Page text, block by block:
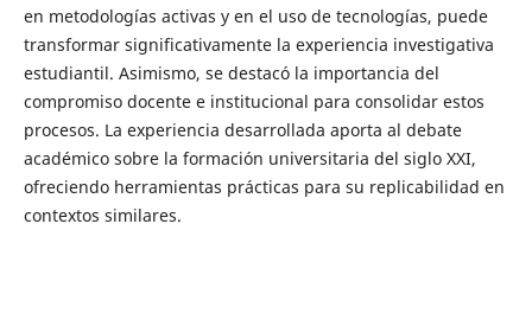
en metodologías activas y en el uso de tecnologías, puede
transformar significativamente la experiencia investigativa
estudiantil. Asimismo, se destacó la importancia del
compromiso docente e institucional para consolidar estos
procesos. La experiencia desarrollada aporta al debate
académico sobre la formación universitaria del siglo XXI,
ofreciendo herramientas prácticas para su replicabilidad en
contextos similares.